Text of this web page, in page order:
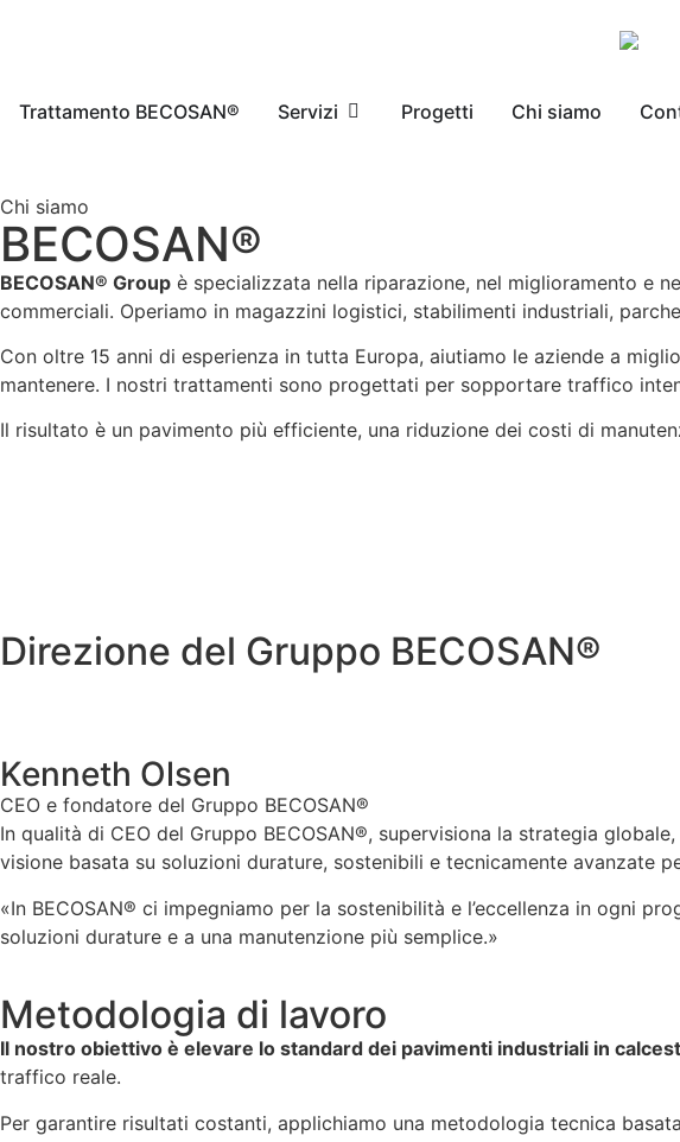
Trattamento BECOSAN® Servizi Progetti Chi siamo
Chi siamo
BECOSAN®
BECOSAN® Group è specializzata nella riparazione, nel miglioramento e
commerciali. Operiamo in magazzini logistici, stabilimenti industriali,
Con oltre 15 anni di esperienza in tutta Europa, aiutiamo le aziende a
mantenere. I nostri trattamenti sono progettati per sopportare traffico
Il risultato è un pavimento più efficiente, una riduzione dei costi di
Direzione del Gruppo BECOSAN®
Kenneth Olsen
CEO e fondatore del Gruppo BECOSAN®
In qualità di CEO del Gruppo BECOSAN®, supervisiona la strategia
visione basata su soluzioni durature, sostenibili e tecnicamente avanzate
«In BECOSAN® ci impegniamo per la sostenibilità e l’eccellenza in ogni
soluzioni durature e a una manutenzione più semplice.»
Metodologia di lavoro
Il nostro obiettivo è elevare lo standard dei pavimenti industriali in
traffico reale.
Per garantire risultati costanti, applichiamo una metodologia tecnica